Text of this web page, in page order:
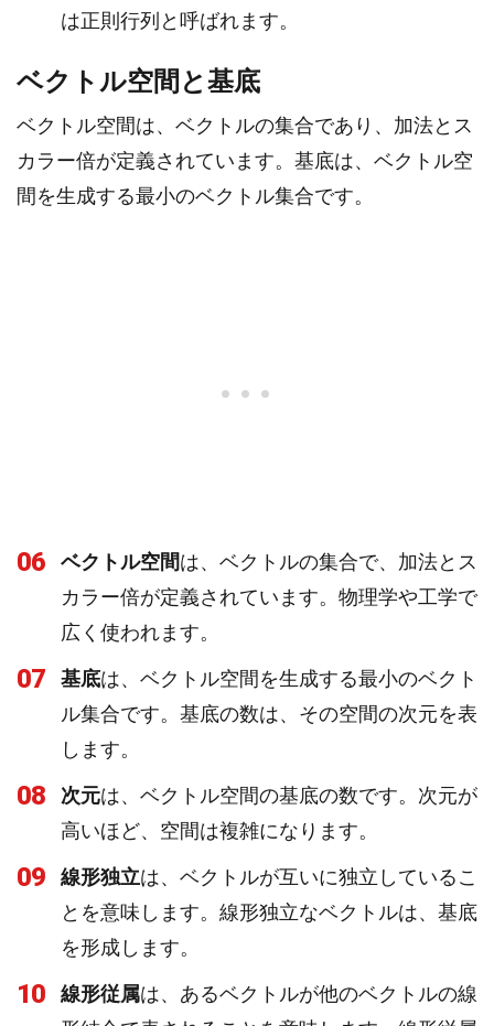
は正則行列と呼ばれます。
ベクトル空間と基底
ベクトル空間は、ベクトルの集合であり、加法とス
カラー倍が定義されています。基底は、ベクトル空
間を生成する最小のベクトル集合です。
06 ベクトル空間は、ベクトルの集合で、加法とス
カラー倍が定義されています。物理学や工学で
広く使われます。
07 基底は、ベクトル空間を生成する最小のベクト
ル集合です。基底の数は、その空間の次元を表
します。
08 次元は、ベクトル空間の基底の数です。次元が
高いほど、空間は複雑になります。
09 線形独立は、ベクトルが互いに独立しているこ
とを意味します。線形独立なベクトルは、基底
を形成します。
10 線形従属は、あるベクトルが他のベクトルの線